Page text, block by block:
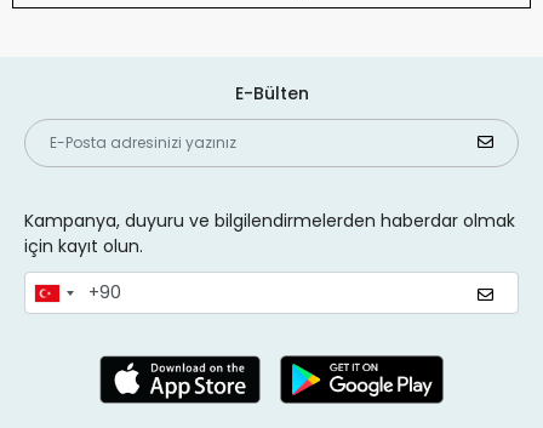
E-Bülten
Kampanya, duyuru ve bilgilendirmelerden haberdar olmak
için kayıt olun.